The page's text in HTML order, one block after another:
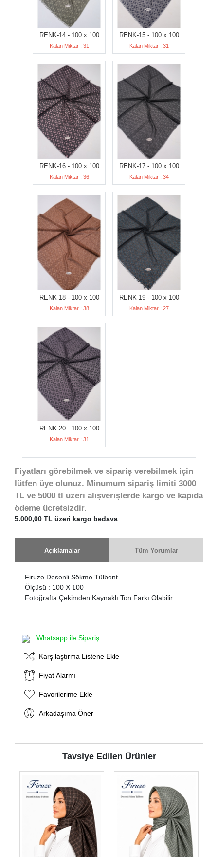
RENK-14 - 100 x 100
Kalan Miktar : 31
RENK-15 - 100 x 100
Kalan Miktar : 31
RENK-16 - 100 x 100
Kalan Miktar : 36
RENK-17 - 100 x 100
Kalan Miktar : 34
RENK-18 - 100 x 100
Kalan Miktar : 38
RENK-19 - 100 x 100
Kalan Miktar : 27
RENK-20 - 100 x 100
Kalan Miktar : 31
Fiyatları görebilmek ve sipariş verebilmek için
lütfen üye olunuz. Minumum sipariş limiti 3000
TL ve 5000 tl üzeri alışverişlerde kargo ve kapıda
ödeme ücretsizdir.
5.000,00 TL üzeri kargo bedava
Açıklamalar Tüm Yorumlar
Firuze Desenli Sökme Tülbent
Ölçüsü : 100 X 100
Fotoğrafta Çekimden Kaynaklı Ton Farkı Olabilir.
Whatsapp ile Sipariş
Karşılaştırma Listene Ekle
Fiyat Alarmı
Favorilerime Ekle
Arkadaşıma Öner
Tavsiye Edilen Ürünler